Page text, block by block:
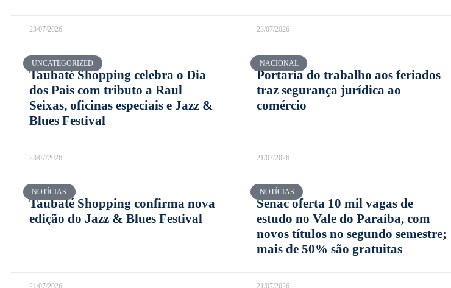
23/07/2026 23/07/2026
UNCATEGORIZED
Taubaté Shopping celebra o Dia
dos Pais com tributo a Raul
Seixas, oficinas especiais e Jazz &
Blues Festival
23/07/2026
NACIONAL
Portaria do trabalho aos feriados
traz segurança jurídica ao
comércio
21/07/2026
NOTÍCIAS
Taubaté Shopping confirma nova
edição do Jazz & Blues Festival
21/07/2026
NOTÍCIAS
Senac oferta 10 mil vagas de
estudo no Vale do Paraíba, com
novos títulos no segundo semestre;
mais de 50% são gratuitas
21/07/2026